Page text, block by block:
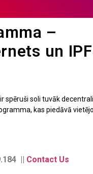
–
un
spēruši soli tuvāk
kas piedāvā
|| Contact Us